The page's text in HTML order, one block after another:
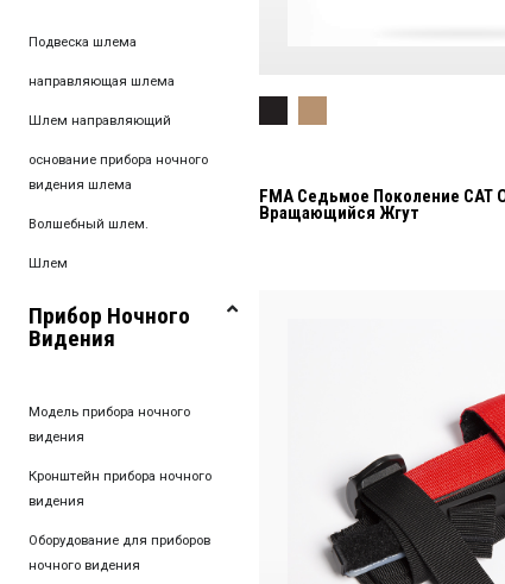
Подвеска шлема
направляющая шлема
Шлем направляющий
основание прибора ночного
видения шлема
Волшебный шлем.
Шлем
Прибор Ночного
Видения
Модель прибора ночного
видения
Кронштейн прибора ночного
видения
Оборудование для приборов
ночного видения
FMA Седьмое Поколение CAT
Вращающийся Жгут